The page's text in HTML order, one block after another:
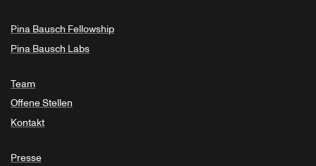
Pina Bausch Fellowship
Pina Bausch Labs
Team
Offene Stellen
Kontakt
Presse